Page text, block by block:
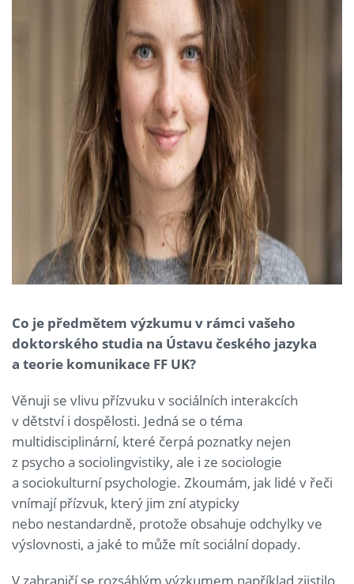
Co je předmětem výzkumu v rámci vašeho
doktorského studia na Ústavu českého jazyka
a teorie komunikace FF UK?
Věnuji se vlivu přízvuku v sociálních interakcích
v dětství i dospělosti. Jedná se o téma
multidisciplinární, které čerpá poznatky nejen
z psycho a sociolingvistiky, ale i ze sociologie
a sociokulturní psychologie. Zkoumám, jak lidé v řeči
vnímají přízvuk, který jim zní atypicky
nebo nestandardně, protože obsahuje odchylky ve
výslovnosti, a jaké to může mít sociální dopady.
V zahraničí se rozsáhlým výzkumem například zjistilo,